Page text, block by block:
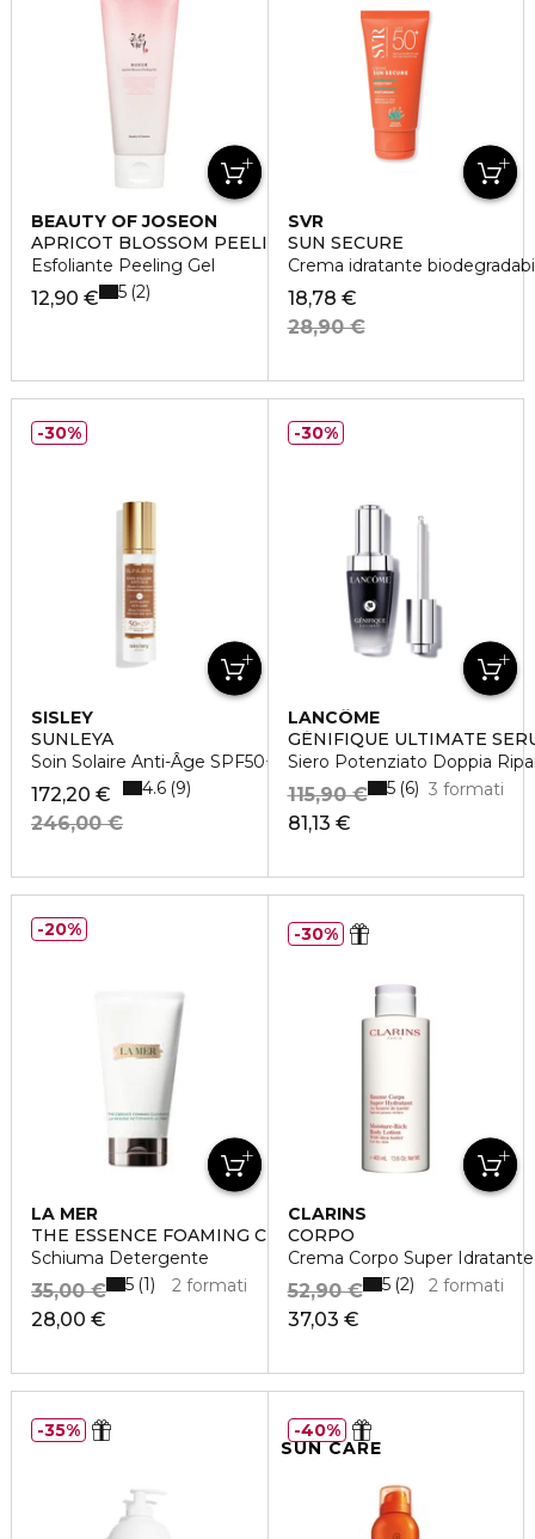
BEAUTY OF JOSEON
APRICOT BLOSSOM PEELING GEL
Esfoliante Peeling Gel
12,90 € 5 2
SVR
SUN SECURE
Crema idratante
18,78 €
28,90 €
SISLEY
SUNLEYA
Soin Solaire Anti-Âge SPF50+
172,20 €
246,00 €
4.6 9
30%
LANCÔME
GÉNIFIQUE ULTIMATE
Siero Potenziato Doppia
81,13 €
115,90 € 3 formati
5 6
30%
LA MER
THE ESSENCE FOAMING CLEANSER
Schiuma Detergente
28,00 €
35,00 € 2 formati
5 1
20%
CLARINS
CORPO
Crema Corpo Super Idratante
37,03 €
52,90 € 2 formati
5 2
30%
35%
SUN CARE
40%